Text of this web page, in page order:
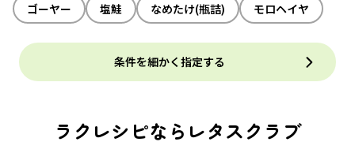
ゴーヤー
塩鮭 なめたけ(瓶詰) モロヘイヤ
条件を細かく指定する
ラクレシピならレタスクラブ